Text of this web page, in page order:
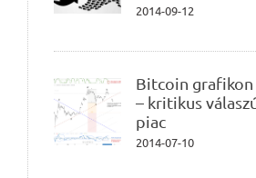
2014-09-12
Bitcoin grafikon
– kritikus
piac
2014-07-10